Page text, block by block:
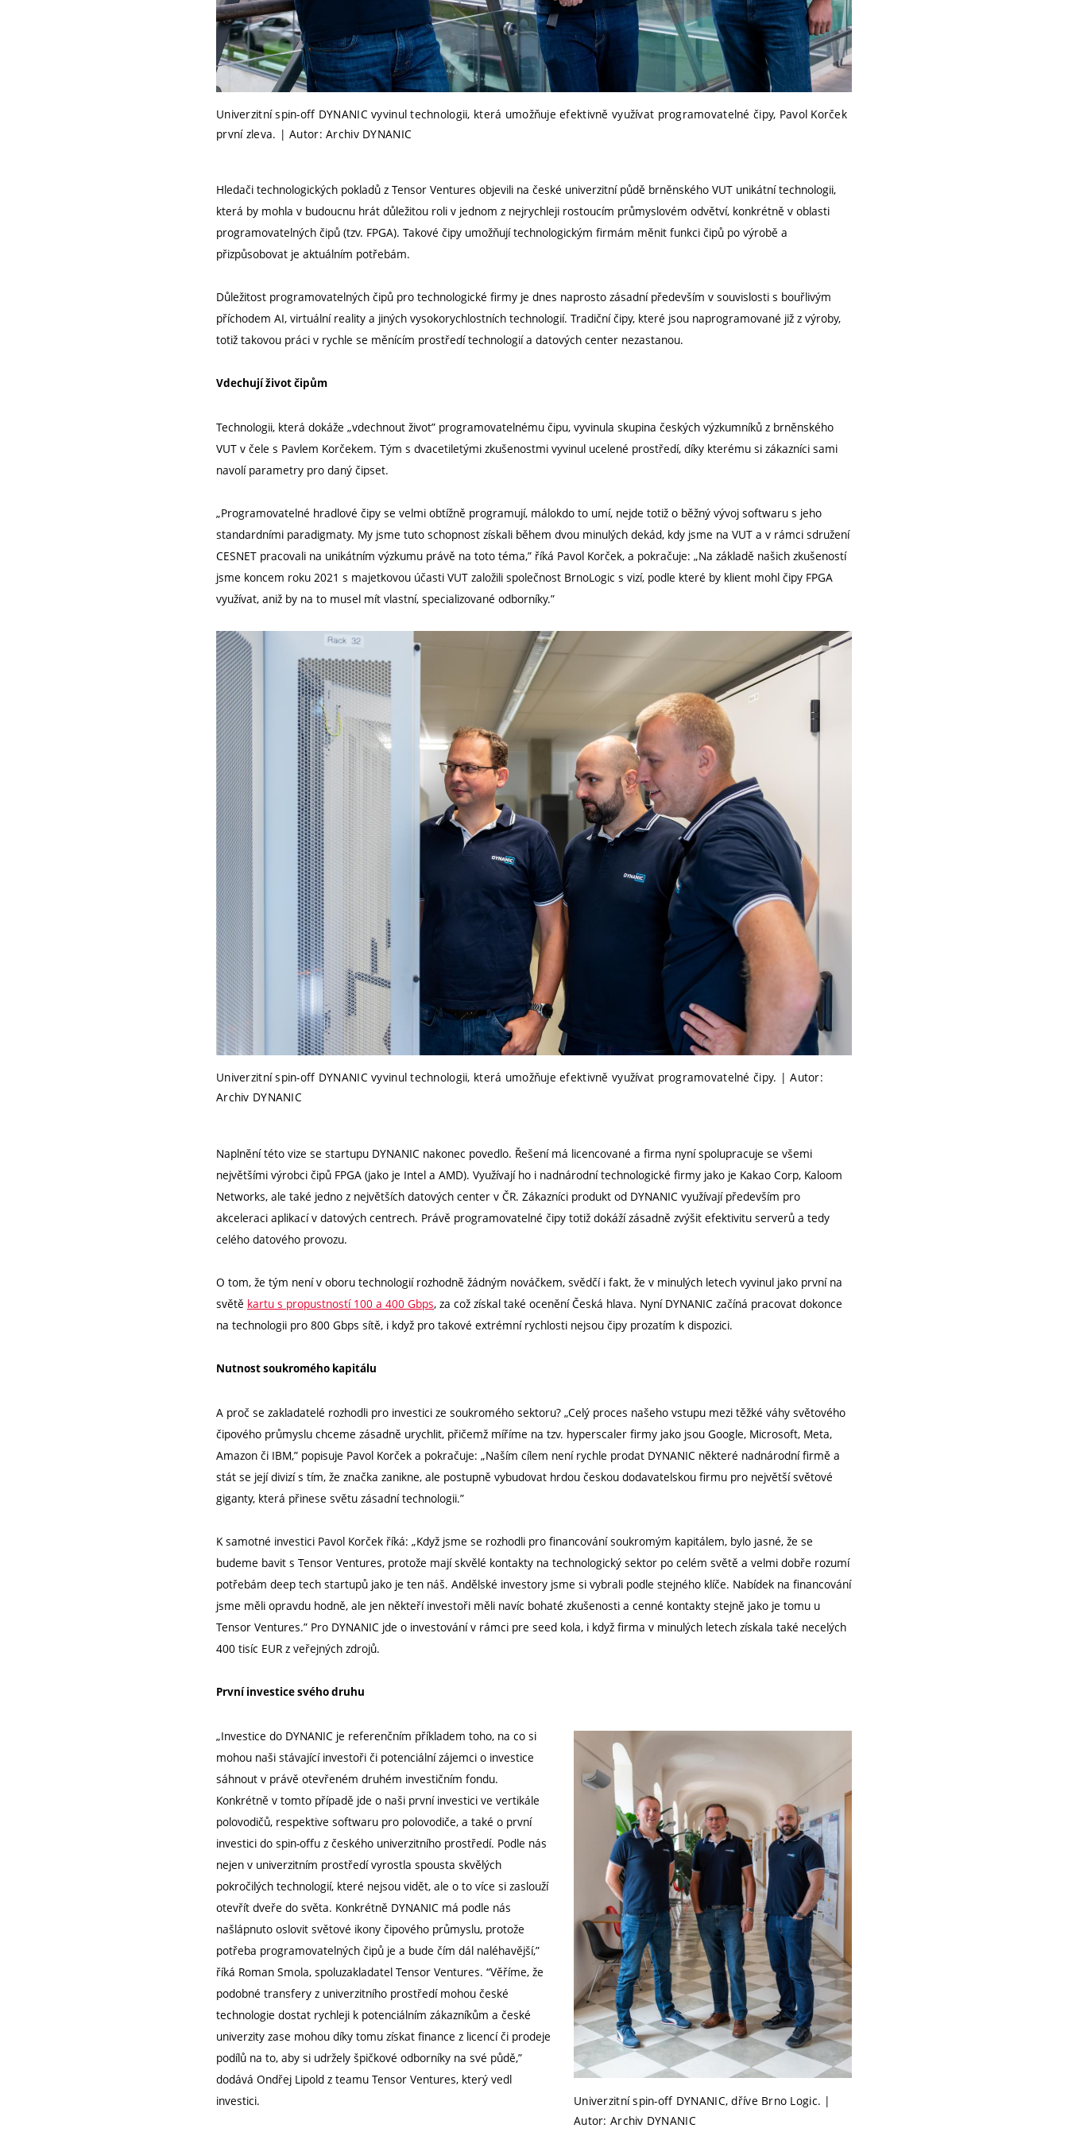
Univerzitní spin-off DYNANIC vyvinul technologii, která umožňuje efektivně využívat programovatelné čipy, Pavol Korček
první zleva. | Autor: Archiv DYNANIC
Hledači technologických pokladů z Tensor Ventures objevili na české univerzitní půdě brněnského VUT unikátní technologii,
která by mohla v budoucnu hrát důležitou roli v jednom z nejrychleji rostoucím průmyslovém odvětví, konkrétně v oblasti
programovatelných čipů (tzv. FPGA). Takové čipy umožňují technologickým firmám měnit funkci čipů po výrobě a
přizpůsobovat je aktuálním potřebám.
Důležitost programovatelných čipů pro technologické firmy je dnes naprosto zásadní především v souvislosti s bouřlivým
příchodem AI, virtuální reality a jiných vysokorychlostních technologií. Tradiční čipy, které jsou naprogramované již z výroby,
totiž takovou práci v rychle se měnícím prostředí technologií a datových center nezastanou.
Vdechují život čipům
Technologii, která dokáže „vdechnout život” programovatelnému čipu, vyvinula skupina českých výzkumníků z brněnského
VUT v čele s Pavlem Korčekem. Tým s dvacetiletými zkušenostmi vyvinul ucelené prostředí, díky kterému si zákazníci sami
navolí parametry pro daný čipset.
„Programovatelné hradlové čipy se velmi obtížně programují, málokdo to umí, nejde totiž o běžný vývoj softwaru s jeho
standardními paradigmaty. My jsme tuto schopnost získali během dvou minulých dekád, kdy jsme na VUT a v rámci sdružení
CESNET pracovali na unikátním výzkumu právě na toto téma,” říká Pavol Korček, a pokračuje: „Na základě našich zkušeností
jsme koncem roku 2021 s majetkovou účasti VUT založili společnost BrnoLogic s vizí, podle které by klient mohl čipy FPGA
využívat, aniž by na to musel mít vlastní, specializované odborníky.”
Univerzitní spin-off DYNANIC vyvinul technologii, která umožňuje efektivně využívat programovatelné čipy. | Autor:
Archiv DYNANIC
Naplnění této vize se startupu DYNANIC nakonec povedlo. Řešení má licencované a firma nyní spolupracuje se všemi
největšími výrobci čipů FPGA (jako je Intel a AMD). Využívají ho i nadnárodní technologické firmy jako je Kakao Corp, Kaloom
Networks, ale také jedno z největších datových center v ČR. Zákazníci produkt od DYNANIC využívají především pro
akceleraci aplikací v datových centrech. Právě programovatelné čipy totiž dokáží zásadně zvýšit efektivitu serverů a tedy
celého datového provozu.
O tom, že tým není v oboru technologií rozhodně žádným nováčkem, svědčí i fakt, že v minulých letech vyvinul jako první na
světě kartu s propustností 100 a 400 Gbps, za což získal také ocenění Česká hlava. Nyní DYNANIC začíná pracovat dokonce
na technologii pro 800 Gbps sítě, i když pro takové extrémní rychlosti nejsou čipy prozatím k dispozici.
Nutnost soukromého kapitálu
A proč se zakladatelé rozhodli pro investici ze soukromého sektoru? „Celý proces našeho vstupu mezi těžké váhy světového
čipového průmyslu chceme zásadně urychlit, přičemž míříme na tzv. hyperscaler firmy jako jsou Google, Microsoft, Meta,
Amazon či IBM,” popisuje Pavol Korček a pokračuje: „Naším cílem není rychle prodat DYNANIC některé nadnárodní firmě a
stát se její divizí s tím, že značka zanikne, ale postupně vybudovat hrdou českou dodavatelskou firmu pro největší světové
giganty, která přinese světu zásadní technologii.”
K samotné investici Pavol Korček říká: „Když jsme se rozhodli pro financování soukromým kapitálem, bylo jasné, že se
budeme bavit s Tensor Ventures, protože mají skvělé kontakty na technologický sektor po celém světě a velmi dobře rozumí
potřebám deep tech startupů jako je ten náš. Andělské investory jsme si vybrali podle stejného klíče. Nabídek na financování
jsme měli opravdu hodně, ale jen někteří investoři měli navíc bohaté zkušenosti a cenné kontakty stejně jako je tomu u
Tensor Ventures.” Pro DYNANIC jde o investování v rámci pre seed kola, i když firma v minulých letech získala také necelých
400 tisíc EUR z veřejných zdrojů.
První investice svého druhu
Univerzitní spin-off DYNANIC, dříve Brno Logic. |
Autor: Archiv DYNANIC
„Investice do DYNANIC je referenčním příkladem toho, na co si
mohou naši stávající investoři či potenciální zájemci o investice
sáhnout v právě otevřeném druhém investičním fondu.
Konkrétně v tomto případě jde o naši první investici ve vertikále
polovodičů, respektive softwaru pro polovodiče, a také o první
investici do spin-offu z českého univerzitního prostředí. Podle nás
nejen v univerzitním prostředí vyrostla spousta skvělých
pokročilých technologií, které nejsou vidět, ale o to více si zaslouží
otevřít dveře do světa. Konkrétně DYNANIC má podle nás
našlápnuto oslovit světové ikony čipového průmyslu, protože
potřeba programovatelných čipů je a bude čím dál naléhavější,”
říká Roman Smola, spoluzakladatel Tensor Ventures. “Věříme, že
podobné transfery z univerzitního prostředí mohou české
technologie dostat rychleji k potenciálním zákazníkům a české
univerzity zase mohou díky tomu získat finance z licencí či prodeje
podílů na to, aby si udržely špičkové odborníky na své půdě,”
dodává Ondřej Lipold z teamu Tensor Ventures, který vedl
investici.